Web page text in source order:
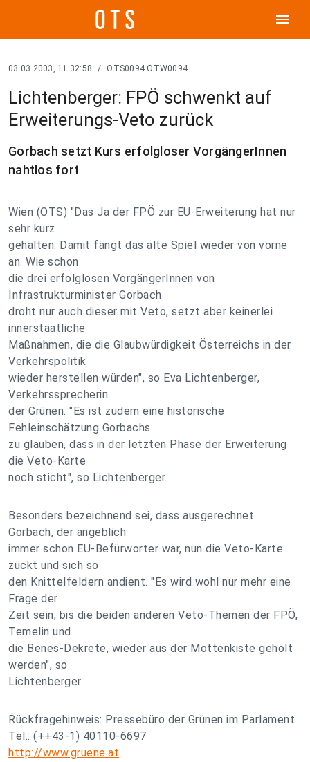
menu
03.03.2003, 11:32:58 / OTS0094 OTW0094
Lichtenberger: FPÖ schwenkt auf
Erweiterungs-Veto zurück
Gorbach setzt Kurs erfolgloser VorgängerInnen
nahtlos fort
Wien (OTS) "Das Ja der FPÖ zur EU-Erweiterung hat nur
sehr kurz
gehalten. Damit fängt das alte Spiel wieder von vorne
an. Wie schon
die drei erfolglosen VorgängerInnen von
Infrastrukturminister Gorbach
droht nur auch dieser mit Veto, setzt aber keinerlei
innerstaatliche
Maßnahmen, die die Glaubwürdigkeit Österreichs in der
Verkehrspolitik
wieder herstellen würden", so Eva Lichtenberger,
Verkehrssprecherin
der Grünen. "Es ist zudem eine historische
Fehleinschätzung Gorbachs
zu glauben, dass in der letzten Phase der Erweiterung
die Veto-Karte
noch sticht", so Lichtenberger.
Besonders bezeichnend sei, dass ausgerechnet
Gorbach, der angeblich
immer schon EU-Befürworter war, nun die Veto-Karte
zückt und sich so
den Knittelfeldern andient. "Es wird wohl nur mehr eine
Frage der
Zeit sein, bis die beiden anderen Veto-Themen der FPÖ,
Temelin und
die Benes-Dekrete, wieder aus der Mottenkiste geholt
werden", so
Lichtenberger.
Rückfragehinweis: Pressebüro der Grünen im Parlament
Tel.: (++43-1) 40110-6697
http://www.gruene.at